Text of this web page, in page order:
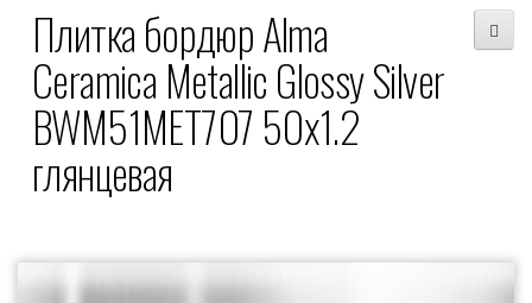
Плитка бордюр Alma
Ceramica Metallic Glossy Silver
BWM51MET707 50x1.2
глянцевая